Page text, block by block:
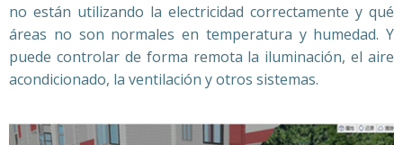
no están utilizando la electricidad correctamente y qué
áreas no son normales en temperatura y humedad. Y
puede controlar de forma remota la iluminación, el aire
acondicionado, la ventilación y otros sistemas.